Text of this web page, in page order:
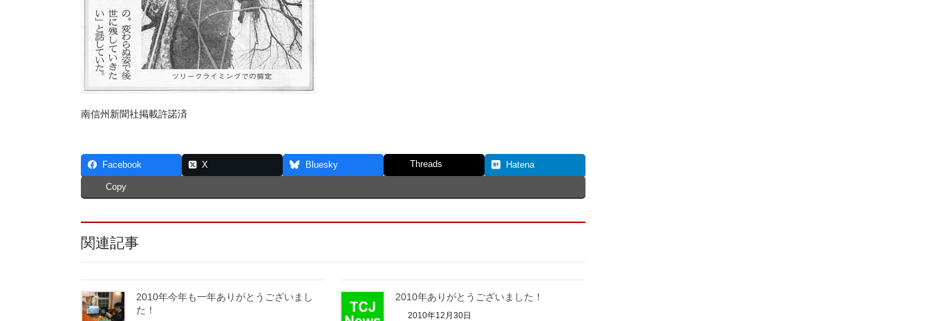
南信州新聞社掲載許諾済
Facebook X Bluesky Threads Hatena
Copy
関連記事
2010年今年も一年ありがとうございまし
た！
2010年ありがとうございました！
2010年12月30日